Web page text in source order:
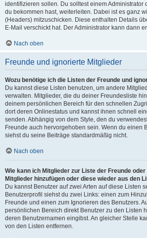
identifizieren sollen. Du solltest einem Administrator
du bekommen hast, weiterleiten. Dabei ist es ganz
(Headers) mitzuschicken. Diese enthalten Details
E-Mail verschickt hat. Der Administrator kann dann
Nach oben
Freunde und ignorierte Mitglieder
Wozu benötige ich die Listen der Freunde und
Du kannst diese Listen benutzen, um andere
verwalten. Mitglieder, die du deiner Freundesliste
deinem persönlichen Bereich für den schnellen
dort deren Onlinestatus und kannst ihnen schnell
senden. Abhängig von dem Style, den du
Freunde auch hervorgehoben sein. Wenn du einen
siehst du seine Beiträge standardmäßig nicht.
Nach oben
Wie kann ich Mitglieder zur Liste der Freunde
Mitglieder hinzufügen oder diese wieder aus den
Du kannst Benutzer auf zwei Arten auf diese Listen
Benutzerprofil siehst du zwei Links: einen zum
Freunde und einen zum Ignorieren des Benutzers.
persönlichen Bereich direkt Benutzer zu den Listen
deren Benutzernamen eingibst. An gleicher Stelle
von den Listen entfernen.